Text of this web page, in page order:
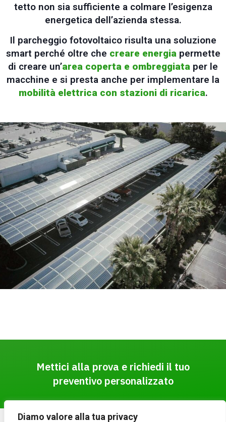
Diamo valore alla tua privacy
tetto non sia sufficiente a colmare l’esigenza
energetica dell’azienda stessa.
Il parcheggio fotovoltaico risulta una soluzione
smart perché oltre che creare energiapermette
di creare un’area coperta e ombreggiata per le
macchine e si presta anche per implementare la
mobilità elettrica con stazioni di ricarica.
Mettici alla prova e richiedi il tuo
preventivo personalizzato